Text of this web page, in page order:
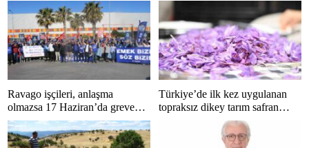
Ravago işçileri, anlaşma
olmazsa 17 Haziran’da greve
gidiyor
Türkiye’de ilk kez uygulanan
topraksız dikey tarım safran
tesisinde hasat başladı